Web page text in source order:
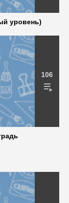
уровень)
106